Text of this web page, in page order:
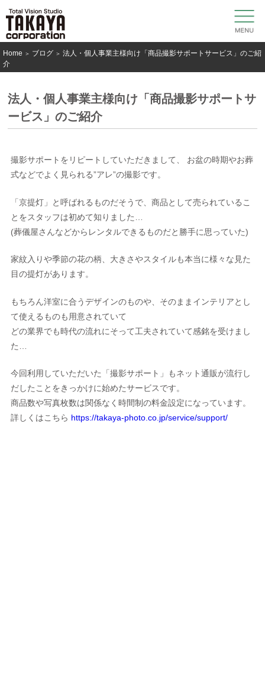
Home ＞ ブログ ＞ 法人・個人事業主様向け「商品撮影サポートサービス」のご紹
介
法人・個人事業主様向け「商品撮影サポートサ
ービス」のご紹介
撮影サポートをリピートしていただきまして、 お盆の時期やお葬
式などでよく見られる”アレ”の撮影です。
「京提灯」と呼ばれるものだそうで、商品として売られているこ
とをスタッフは初めて知りました…
(葬儀屋さんなどからレンタルできるものだと勝手に思っていた)
家紋入りや季節の花の柄、大きさやスタイルも本当に様々な見た
目の提灯があります。
もちろん洋室に合うデザインのものや、そのままインテリアとし
て使えるものも用意されていて
どの業界でも時代の流れにそって工夫されていて感銘を受けまし
た…
今回利用していただいた「撮影サポート」もネット通販が流行し
だしたことをきっかけに始めたサービスです。
商品数や写真枚数は関係なく時間制の料金設定になっています。
詳しくはこちら https://takaya-photo.co.jp/service/support/